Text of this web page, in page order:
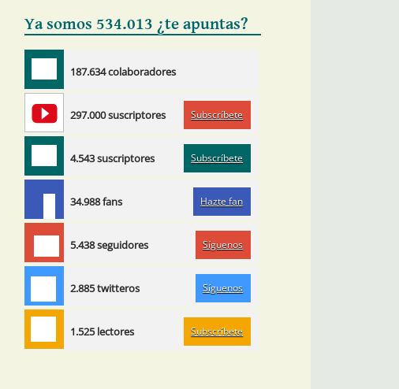
Ya somos 534.013 ¿te apuntas?
187.634 colaboradores
297.000 suscriptores Subscríbete
4.543 suscriptores Subscríbete
34.988 fans Hazte fan
5.438 seguidores Síguenos
2.885 twitteros Síguenos
1.525 lectores Subscríbete